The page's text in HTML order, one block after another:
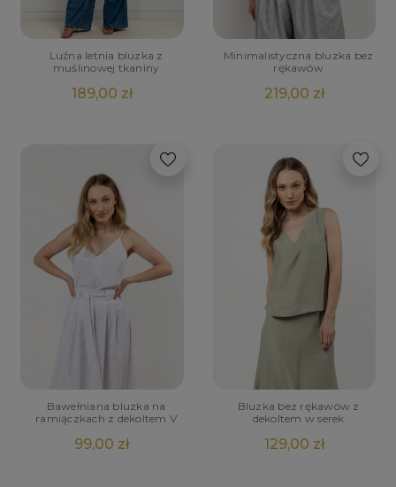
Luźna letnia bluzka z
muślinowej tkaniny
189,00 zł
Minimalistyczna bluzka bez
rękawów
219,00 zł
Bawełniana bluzka na
ramiączkach z dekoltem V
99,00 zł
Bluzka bez rękawów z
dekoltem w serek
129,00 zł